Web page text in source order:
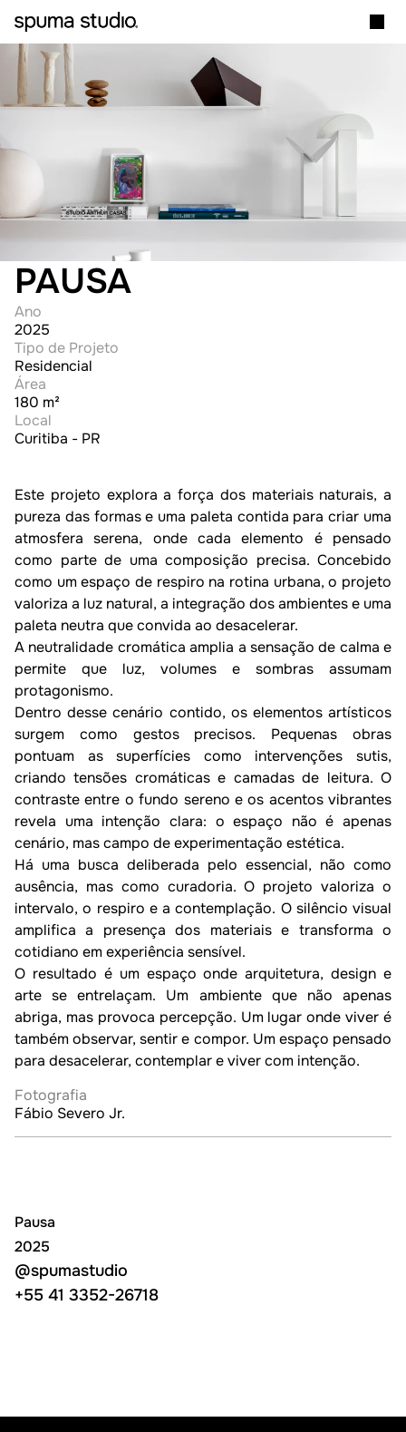
PAUSA
Ano
2025
Tipo de Projeto
Residencial
Área
180 m²
Local
Curitiba - PR
Este projeto explora a força dos materiais naturais, a
pureza das formas e uma paleta contida para criar uma
atmosfera serena, onde cada elemento é pensado
como parte de uma composição precisa. Concebido
como um espaço de respiro na rotina urbana, o projeto
valoriza a luz natural, a integração dos ambientes e uma
paleta neutra que convida ao desacelerar.
A neutralidade cromática amplia a sensação de calma e
permite que luz, volumes e sombras assumam
protagonismo.
Dentro desse cenário contido, os elementos artísticos
surgem como gestos precisos. Pequenas obras
pontuam as superfícies como intervenções sutis,
criando tensões cromáticas e camadas de leitura. O
contraste entre o fundo sereno e os acentos vibrantes
revela uma intenção clara: o espaço não é apenas
cenário, mas campo de experimentação estética.
Há uma busca deliberada pelo essencial, não como
ausência, mas como curadoria. O projeto valoriza o
intervalo, o respiro e a contemplação. O silêncio visual
amplifica a presença dos materiais e transforma o
cotidiano em experiência sensível.
O resultado é um espaço onde arquitetura, design e
arte se entrelaçam. Um ambiente que não apenas
abriga, mas provoca percepção. Um lugar onde viver é
também observar, sentir e compor. Um espaço pensado
Fotografia
Fábio Severo Jr.
Pausa
2025
@spumastudio
@spumastudio
+55 41 3352-26718